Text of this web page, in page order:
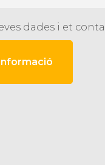
dades i et